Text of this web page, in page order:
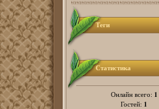
Теги
Статистика
Онлайн всего: 1
Гостей: 1